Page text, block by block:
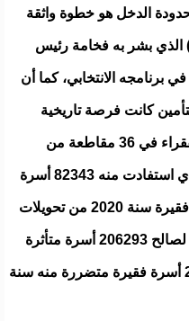
محدودة الدخل هو خطوة واثقة
الذي بشر به فخامة رئيس
برنامجه الانتخابي، كما أن
كانت فرصة تاريخية
للوصول وبشفافية إلى المواطنين الفقراء في 36 مقاطعة من
الوطن من خلال البرنامج الموسع الذي استفادت منه 82343 أسرة
موريتانية، كما استفادت 6625 أسرة فقيرة سنة 2020 من تحويلات
نقدية هامة، كما نفذت تحويلات نقدية لصالح 206293 أسرة متأثرة
بأزمة كوفيد19 سنة 2020، و210000 أسرة فقيرة متضررة منه سنة